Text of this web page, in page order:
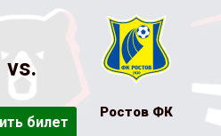
vs.
билет
Ростов ФК